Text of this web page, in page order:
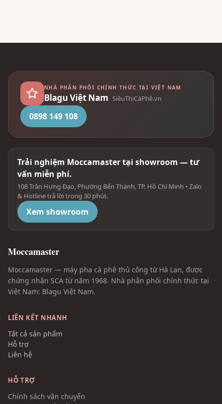
NHÀ PHÂN PHỐI CHÍNH THỨC TẠI VIỆT NAM
Blagu Việt Nam SiêuThiCàPhê.vn
0898 149 108
Trải nghiệm Moccamaster tại showroom — tư
vấn miễn phí.
108 Trần Hưng Đạo, Phường Bến Thành, TP. Hồ Chí Minh • Zalo
& Hotline trả lời trong 30 phút.
Xem showroom
Moccamaster
Moccamaster — máy pha cà phê thủ công từ Hà Lan, được
chứng nhận SCA từ năm 1968. Nhà phân phối chính thức tại
Việt Nam: Blagu Việt Nam.
LIÊN KẾT NHANH
Tất cả sản phẩm
Hỗ trợ
Liên hệ
HỖ TRỢ
Chính sách vận chuyển